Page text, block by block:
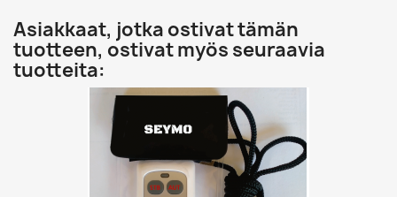
Asiakkaat, jotka ostivat tämän
tuotteen, ostivat myös seuraavia
tuotteita: